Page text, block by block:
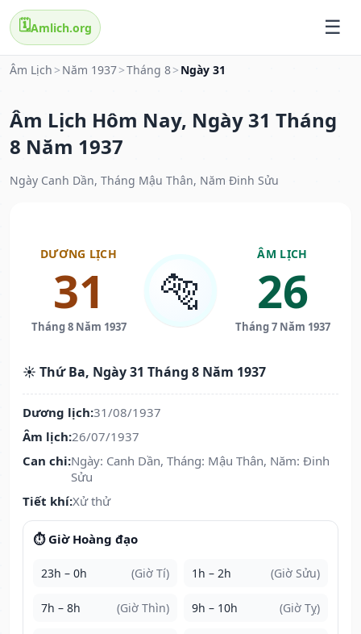
🗓️Amlich.org
Âm Lịch > Năm 1937>Tháng 8> Ngày 31
Âm Lịch Hôm Nay, Ngày 31 Tháng
8 Năm 1937
Ngày Canh Dần, Tháng Mậu Thân, Năm Đinh Sửu
DƯƠNG LỊCH
31
Tháng 8 Năm 1937
🐅
ÂM LỊCH
26
Tháng 7 Năm 1937
☀️ Thứ Ba, Ngày 31 Tháng 8 Năm 1937
Dương lịch:31/08/1937
Âm lịch:26/07/1937
Can chi:Ngày: Canh Dần, Tháng: Mậu Thân, Năm: Đinh
Sửu
Tiết khí:Xử thử
⏱️ Giờ Hoàng đạo
23h – 0h (Giờ Tí) 1h – 2h (Giờ Sửu)
7h – 8h (Giờ Thìn) 9h – 10h (Giờ Tỵ)